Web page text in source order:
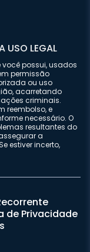
USO LEGAL
possui, usados
permissão
ou uso
acarretando
criminais.
reembolso, e
necessário. O
resultantes do
a
estiver incerto,
de Privacidade